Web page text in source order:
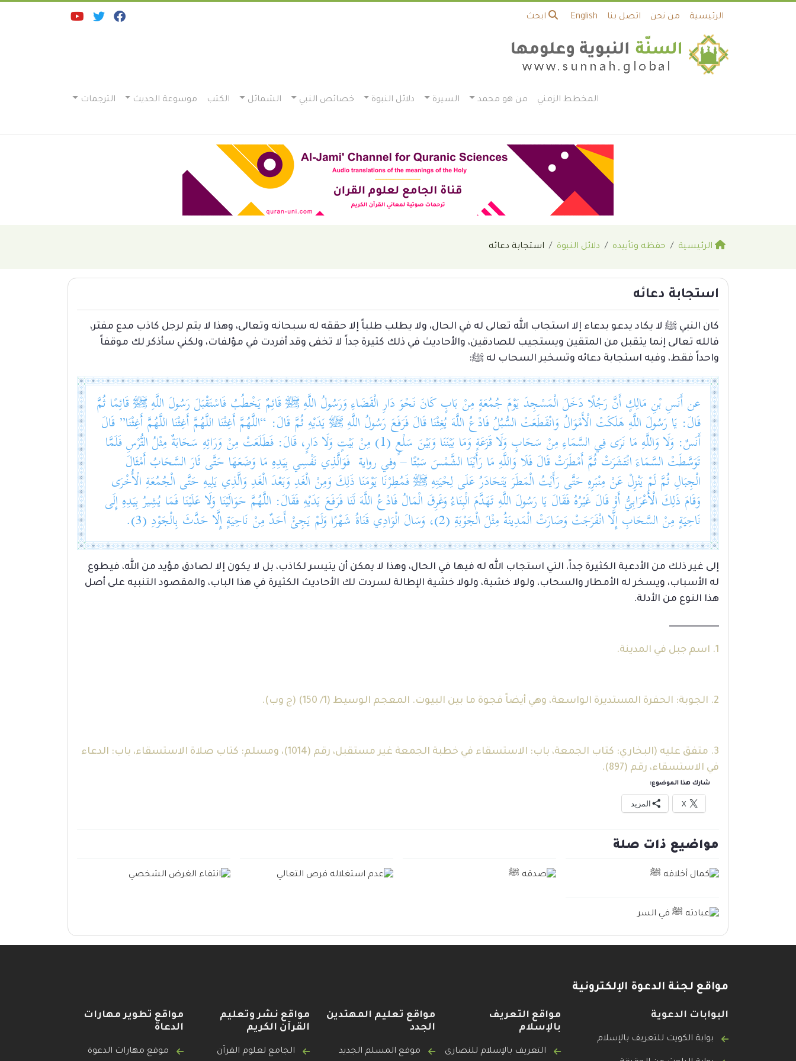
الرئيسية من نحن اتصل بنا English ابحث
المخطط الزمني من هو محمد السيرة دلائل النبوة خصائص النبي الشمائل الكتب موسوعة الحديث الترجمات
الرئيسية حفظه وتأييده دلائل النبوة استجابة دعائه
استجابة دعائه
كان النبي ﷺ لا يكاد يدعو بدعاء إلا استجاب الله تعالى له في الحال، ولا يطلب طلباً إلا حققه له سبحانه وتعالى، وهذا لا يتم لرجل كاذب مدع مفتر،
فالله تعالى إنما يتقبل من المتقين ويستجيب للصادقين، والأحاديث في ذلك كثيرة جداً لا تخفى وقد أفردت في مؤلفات، ولكني سأذكر لك موقفاً
واحداً فقط، وفيه استجابة دعائه وتسخير السحاب له ﷺ:
عن أَنَسِ بْنِ مَالِكٍ أَنَّ رَجُلًا دَخَلَ الْمَسْجِدَ يَوْمَ جُمُعَةٍ مِنْ بَابٍ كَانَ نَحْوَ دَارِ الْقَضَاءِ وَرَسُولُ اللَّهِ ﷺ قَائِمٌ يَخْطُبُ فَاسْتَقْبَلَ رَسُولَ اللَّهِ ﷺ قَائِمًا ثُمَّ
قَالَ: يَا رَسُولَ اللَّهِ هَلَكَتْ الْأَمْوَالُ وَانْقَطَعَتْ السُّبُلُ فَادْعُ اللَّهَ يُغِثْنَا قَالَ فَرَفَعَ رَسُولُ اللَّهِ ﷺ يَدَيْهِ ثُمَّ قَالَ: “اللَّهُمَّ أَغِثْنَا اللَّهُمَّ أَغِثْنَا اللَّهُمَّ أَغِثْنَا” قَالَ
أَنَسٌ: وَلَا وَاللَّهِ مَا نَرَى فِي السَّمَاءِ مِنْ سَحَابٍ وَلَا قَزَعَةٍ وَمَا بَيْنَنَا وَبَيْنَ سَلْعٍ (1) مِنْ بَيْتٍ وَلَا دَارٍ، قَالَ: فَطَلَعَتْ مِنْ وَرَائِهِ سَحَابَةٌ مِثْلُ التُّرْسِ فَلَمَّا
تَوَسَّطَتْ السَّمَاءَ انْتَشَرَتْ ثُمَّ أَمْطَرَتْ قَالَ فَلَا وَاللَّهِ مَا رَأَيْنَا الشَّمْسَ سَبْتًا – وفي رواية فَوَالَّذِي نَفْسِي بِيَدِهِ مَا وَضَعَهَا حَتَّى ثَارَ السَّحَابُ أَمْثَالَ
الْجِبَالِ ثُمَّ لَمْ يَنْزِلْ عَنْ مِنْبَرِهِ حَتَّى رَأَيْتُ الْمَطَرَ يَتَحَادَرُ عَلَى لِحْيَتِهِ ﷺ فَمُطِرْنَا يَوْمَنَا ذَلِكَ وَمِنْ الْغَدِ وَبَعْدَ الْغَدِ وَالَّذِي يَلِيهِ حَتَّى الْجُمُعَةِ الْأُخْرَى
وَقَامَ ذَلِكَ الْأَعْرَابِيُّ أَوْ قَالَ غَيْرُهُ فَقَالَ يَا رَسُولَ اللَّهِ تَهَدَّمَ الْبِنَاءُ وَغَرِقَ الْمَالُ فَادْعُ اللَّهَ لَنَا فَرَفَعَ يَدَيْهِ فَقَالَ: اللَّهُمَّ حَوَالَيْنَا وَلَا عَلَيْنَا فَمَا يُشِيرُ بِيَدِهِ إِلَى
نَاحِيَةٍ مِنْ السَّحَابِ إِلَّا انْفَرَجَتْ وَصَارَتْ الْمَدِينَةُ مِثْلَ الْجَوْبَةِ (2)، وَسَالَ الْوَادِي قَنَاةُ شَهْرًا وَلَمْ يَجِئْ أَحَدٌ مِنْ نَاحِيَةٍ إِلَّا حَدَّثَ بِالْجَوْدِ (3).
إلى غير ذلك من الأدعية الكثيرة جداً، التي استجاب الله له فيها في الحال، وهذا لا يمكن أن يتيسر لكاذب، بل لا يكون إلا لصادق مؤيد من الله، فيطوع
له الأسباب، ويسخر له الأمطار والسحاب، ولولا خشية، ولولا خشية الإطالة لسردت لك الأحاديث الكثيرة في هذا الباب، والمقصود التنبيه على أصل
هذا النوع من الأدلة.
ــــــــــــــــــــــــــــ
1. اسم جبل في المدينة.
2. الجوبة: الحفرة المستديرة الواسعة، وهي أيضاً فجوة ما بين البيوت. المعجم الوسيط (1/ 150) (ج وب).
3. متفق عليه (البخاري: كتاب الجمعة، باب: الاستسقاء في خطبة الجمعة غير مستقبل، رقم (1014)، ومسلم: كتاب صلاة الاستسقاء، باب: الدعاء
في الاستسقاء، رقم (897).
شارك هذا الموضوع:
X المزيد
مواضيع ذات صلة
مواقع لجنة الدعوة الإلكترونية
البوابات الدعوية
بوابة الكويت للتعريف بالإسلام
مواقع التعريف
بالإسلام
التعريف بالإسلام للنصارى
مواقع تعليم المهتدين
الجدد
موقع المسلم الجديد
مواقع نشر وتعليم
القرآن الكريم
الجامع لعلوم القرآن
مواقع تطوير مهارات
الدعاة
موقع مهارات الدعوة